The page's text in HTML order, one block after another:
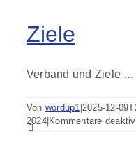
Ziele
Verband und Ziele …
Von wordup1 2025-12-
2024| Kommentare